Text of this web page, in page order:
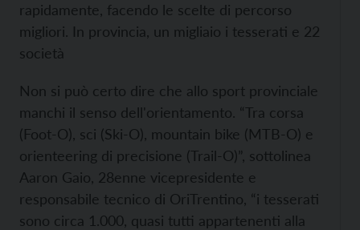
rapidamente, facendo le scelte di percorso
migliori. In provincia, un migliaio i tesserati e 22
società
Non si può certo dire che allo sport provinciale
manchi il senso dell'orientamento. “Tra corsa
(Foot-O), sci (Ski-O), mountain bike (MTB-O) e
orienteering di precisione (Trail-O)”, sottolinea
Aaron Gaio, 28enne vicepresidente e
responsabile tecnico di OriTrentino, “i tesserati
sono circa 1.000, quasi tutti appartenenti alla